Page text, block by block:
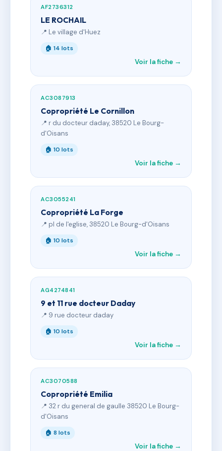
AF2736312
LE ROCHAIL
📍 Le village d'Huez
🏠 14 lots
Voir la fiche →
AC3087913
Copropriété Le Cornillon
📍 r du docteur daday, 38520 Le Bourg-
d'Oisans
🏠 10 lots
Voir la fiche →
AC3055241
Copropriété La Forge
📍 pl de l'eglise, 38520 Le Bourg-d'Oisans
🏠 10 lots
Voir la fiche →
AG4274841
9 et 11 rue docteur Daday
📍 9 rue docteur daday
🏠 10 lots
Voir la fiche →
AC3070588
Copropriété Emilia
📍 32 r du general de gaulle 38520 Le Bourg-
d'Oisans
🏠 8 lots
Voir la fiche →